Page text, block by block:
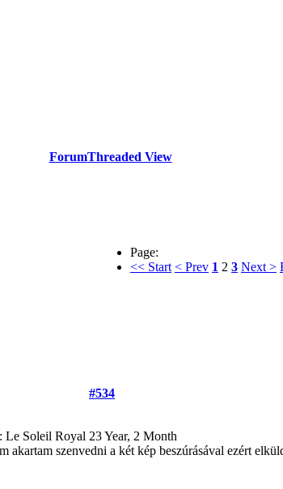
ForumThreaded View
Page:
<< Start < Prev 1 2 3 Next >
#534
Le Soleil Royal 23 Year, 2 Month
akartam szenvedni a két kép beszúrásával ezért